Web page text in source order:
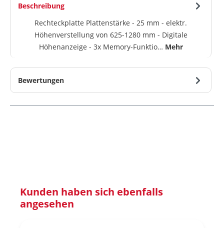
Beschreibung
Rechteckplatte Plattenstärke - 25 mm - elektr.
Höhenverstellung von 625-1280 mm - Digitale
Höhenanzeige - 3x Memory-Funktio… Mehr
Bewertungen
Produktgalerie überspringen
Kunden haben sich ebenfalls
angesehen